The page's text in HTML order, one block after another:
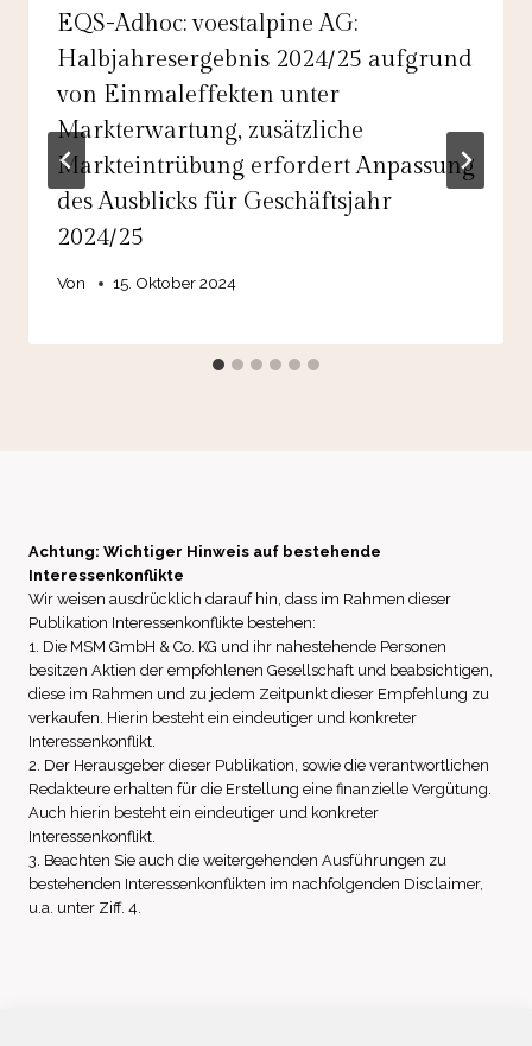
EQS-Adhoc: voestalpine AG:
Halbjahresergebnis 2024/25 aufgrund
von Einmaleffekten unter
Markterwartung, zusätzliche
Markteintrübung erfordert Anpassung
des Ausblicks für Geschäftsjahr
2024/25
Von 15. Oktober 2024
Achtung: Wichtiger Hinweis auf bestehende
Interessenkonflikte
Wir weisen ausdrücklich darauf hin, dass im Rahmen dieser
Publikation Interessenkonflikte bestehen:
1. Die MSM GmbH & Co. KG und ihr nahestehende Personen
besitzen Aktien der empfohlenen Gesellschaft und beabsichtigen,
diese im Rahmen und zu jedem Zeitpunkt dieser Empfehlung zu
verkaufen. Hierin besteht ein eindeutiger und konkreter
Interessenkonflikt.
2. Der Herausgeber dieser Publikation, sowie die verantwortlichen
Redakteure erhalten für die Erstellung eine finanzielle Vergütung.
Auch hierin besteht ein eindeutiger und konkreter
Interessenkonflikt.
3. Beachten Sie auch die weitergehenden Ausführungen zu
bestehenden Interessenkonflikten im nachfolgenden Disclaimer,
u.a. unter Ziff. 4.